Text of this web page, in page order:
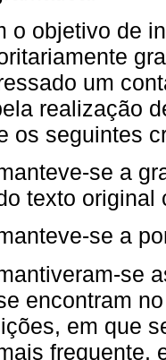
o objetivo de
um
realização
os seguintes
se a
texto original
se a
se
encontram
em que
frequente,